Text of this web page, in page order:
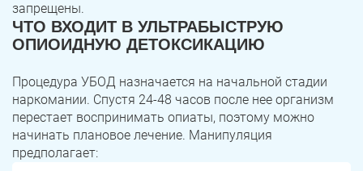
запрещены.
ЧТО ВХОДИТ В УЛЬТРАБЫСТРУЮ
ОПИОИДНУЮ ДЕТОКСИКАЦИЮ
Процедура УБОД назначается на начальной стадии
наркомании. Спустя 24-48 часов после нее организм
перестает воспринимать опиаты, поэтому можно
начинать плановое лечение. Манипуляция
предполагает: